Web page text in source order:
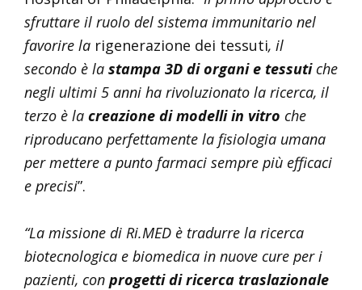
sfruttare il ruolo del sistema immunitario nel
favorire la rigenerazione dei tessuti, il
secondo è la stampa 3D di organi e tessutiche
negli ultimi 5 anni ha rivoluzionato la ricerca, il
terzo è la creazione di modelli in vitro che
riproducano perfettamente la fisiologia umana
per mettere a punto farmaci sempre più efficaci
e precisi”.
“La missione di Ri.MED è tradurre la ricerca
biotecnologica e biomedica in nuove cure per i
pazienti, con progetti di ricerca traslazionale